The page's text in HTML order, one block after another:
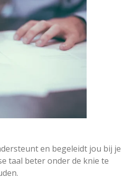
en begeleidt jou bij je
taal beter onder de knie te